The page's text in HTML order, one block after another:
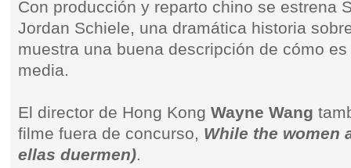
Con producción y reparto chino se estrena
Jordan Schiele, una dramática historia
muestra una buena descripción de cómo
media.
El director de Hong KongWayne Wang
filme fuera de concurso, While the women
ellas duermen).